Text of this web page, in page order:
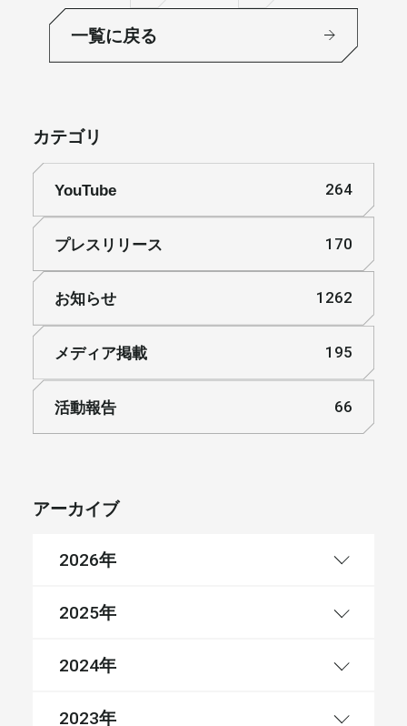
一覧に戻る
カテゴリ
YouTube 264
プレスリリース 170
お知らせ 1262
メディア掲載 195
活動報告 66
アーカイブ
2026年
2025年
2024年
2023年